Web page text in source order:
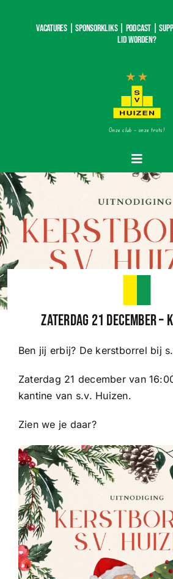
Vacatures | SponsorKliks | Podcast |
Lid worden?
Onze club – onze trots!
Toggle
Navigatie
Home
Nieuws
Teams
Wedstrijden
Trainingsschema
Leden
Clubinformatie
Het eerste
Organisatie
Sponsoren
Zaterdag 21 december
Ben jij erbij? De kerstborrel bij
Zaterdag 21 december van
kantine van s.v. Huizen.
Zien we je daar?